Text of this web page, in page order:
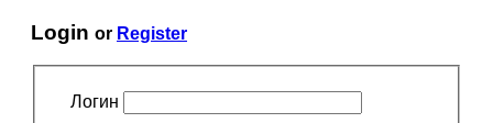
Login or Register
Логин